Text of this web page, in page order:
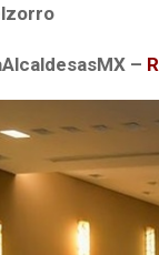
–